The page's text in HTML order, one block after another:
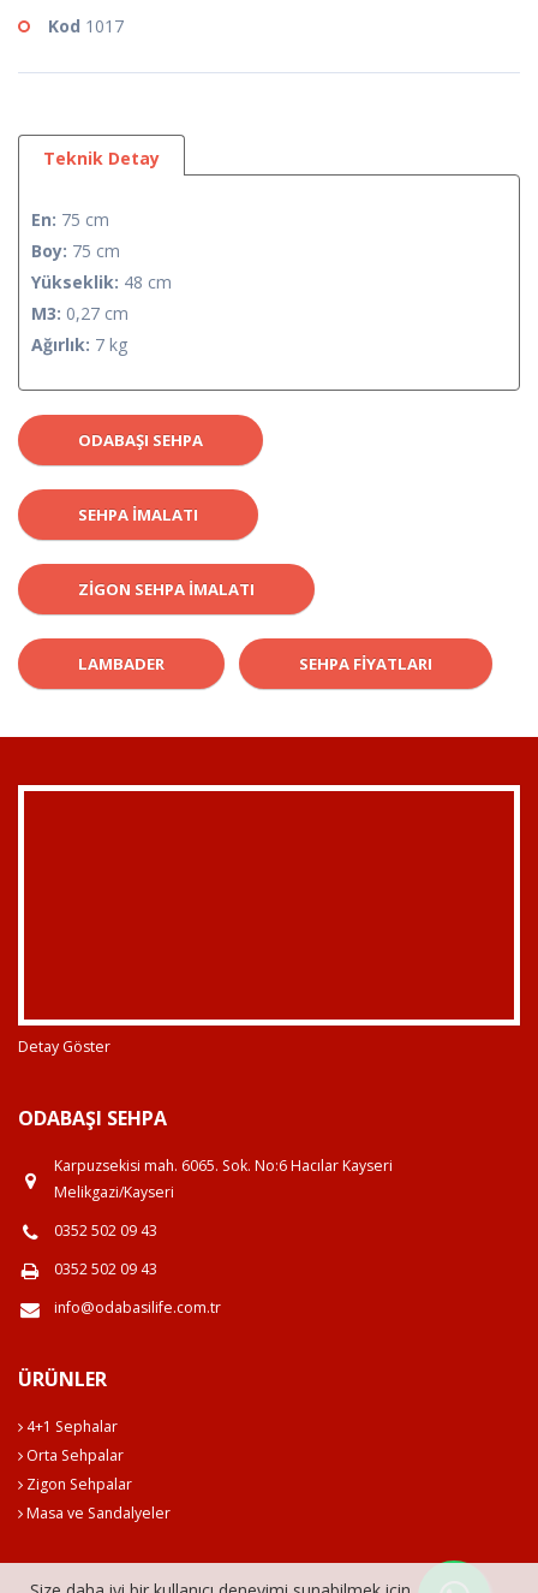
Kod 1017
Teknik Detay
En: 75 cm
Boy: 75 cm
Yükseklik: 48 cm
M3: 0,27 cm
Ağırlık: 7 kg
ODABAŞI SEHPA
SEHPA IMALATI
ZIGON SEHPA IMALATI
LAMBADER SEHPA FIYATLARI
Detay Göster
ODABAŞI SEHPA
Karpuzsekisi mah. 6065. Sok. No:6 Hacılar Kayseri
Melikgazi/Kayseri
0352 502 09 43
0352 502 09 43
info@odabasilife.com.tr
ÜRÜNLER
4+1 Sephalar
Orta Sehpalar
Zigon Sehpalar
Masa ve Sandalyeler